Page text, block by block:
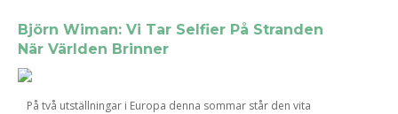
Björn Wiman: Vi Tar Selfier På Stranden
När Världen Brinner
På två utställningar i Europa denna sommar står den vita